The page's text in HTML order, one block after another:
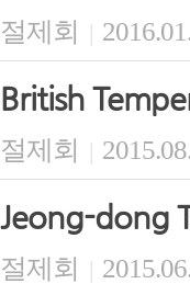
절제회 |
British
절제회 |
Jeong-dong
절제회 |